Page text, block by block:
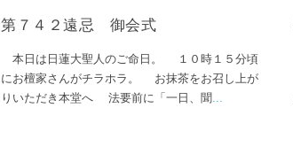
第７４２遠忌 御会式
本日は日蓮大聖人のご命日。 １０時１５分頃
にお檀家さんがチラホラ。 お抹茶をお召し上が
りいただき本堂へ 法要前に「一日、聞